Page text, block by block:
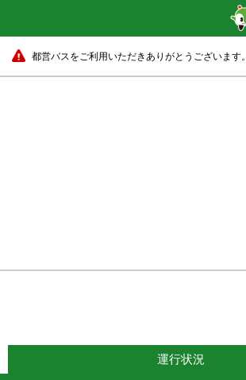
都営バスをご利用いただきありがとうございます。
運行状況